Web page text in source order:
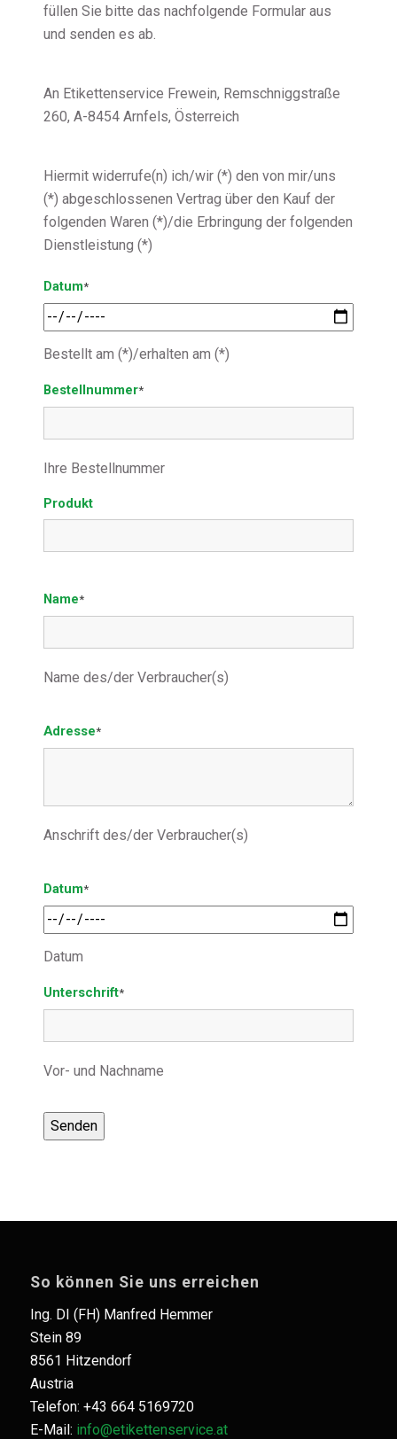
füllen Sie bitte das nachfolgende Formular aus
und senden es ab.
An Etikettenservice Frewein, Remschniggstraße
260, A-8454 Arnfels, Österreich
Hiermit widerrufe(n) ich/wir (*) den von mir/uns
(*) abgeschlossenen Vertrag über den Kauf der
folgenden Waren (*)/die Erbringung der folgenden
Dienstleistung (*)
Datum*
Bestellt am (*)/erhalten am (*)
Bestellnummer*
Ihre Bestellnummer
Produkt
Name*
Name des/der Verbraucher(s)
Adresse*
Anschrift des/der Verbraucher(s)
Datum*
Datum
Unterschrift*
Vor- und Nachname
Senden
So können Sie uns erreichen
Ing. DI (FH) Manfred Hemmer
Stein 89
8561 Hitzendorf
Austria
Telefon: +43 664 5169720
E-Mail: info@etikettenservice.at